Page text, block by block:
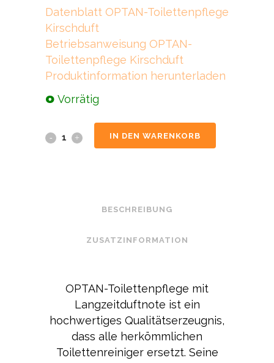
Datenblatt OPTAN-Toilettenpflege
Kirschduft
Betriebsanweisung OPTAN-
Toilettenpflege Kirschduft
Produktinformation herunterladen
Vorrätig
IN DEN WARENKORB
BESCHREIBUNG
ZUSATZINFORMATION
OPTAN-Toilettenpflege mit
Langzeitduftnote ist ein
hochwertiges Qualitätserzeugnis,
dass alle herkömmlichen
Toilettenreiniger ersetzt. Seine